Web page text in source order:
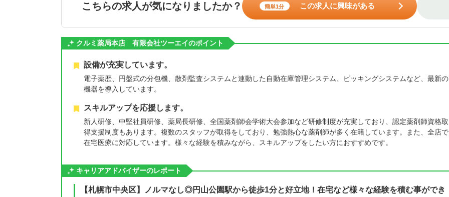
こちらの求人が気になりましたか？ 簡単1分 この求人に興味がある
クルミ薬局本店 有限会社ツーエイのポイント
設備が充実しています。
電子薬歴、円盤式の分包機、散剤監査システムと連動した自動在庫管理システム、ピッキングシステムなど、最新の
機器を導入しています。
スキルアップを応援します。
新人研修、中堅社員研修、薬局長研修、全国薬剤師会学術大会参加など研修制度が充実しており、認定薬剤師資格取
得支援制度もあります。複数のスタッフが取得をしており、勉強熱心な薬剤師が多く在籍しています。また、全店で
在宅医療に対応しています。様々な経験を積みながら、スキルアップをしたい方におすすめです。
キャリアアドバイザーのレポート
【札幌市中央区】ノルマなし◎円山公園駅から徒歩1分と好立地！在宅など様々な経験を積む事ができ